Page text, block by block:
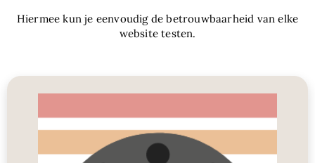
Hiermee kun je eenvoudig de betrouwbaarheid van elke
website testen.